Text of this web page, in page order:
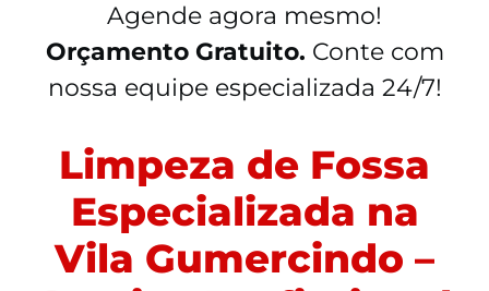
Agende agora mesmo!
Orçamento Gratuito. Conte com
nossa equipe especializada 24/7!
Limpeza de Fossa
Especializada na
Vila Gumercindo –